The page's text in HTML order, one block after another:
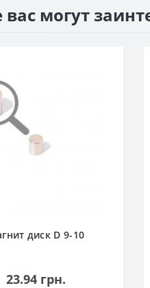
могут
диск D 9-10
23.94 грн.